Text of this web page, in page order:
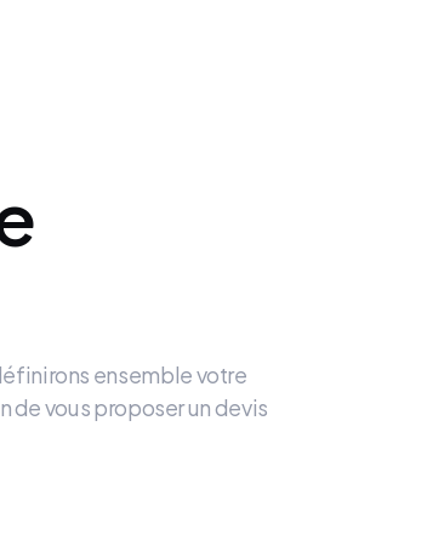
ensemble votre
vous proposer un devis